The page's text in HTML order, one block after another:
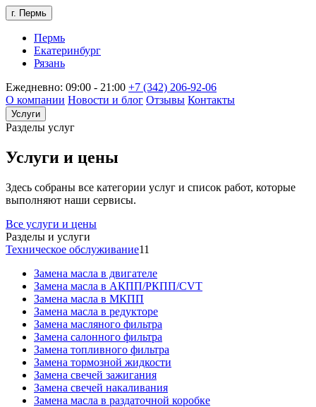
г. Пермь
Пермь
Екатеринбург
Рязань
Ежедневно: 09:00 - 21:00 +7 (342) 206-92-06
О компании Новости и блог Отзывы Контакты
Услуги
Разделы услуг
Услуги и цены
Здесь собраны все категории услуг и список работ, которые
выполняют наши сервисы.
Все услуги и цены
Разделы и услуги
Техническое обслуживание11
Замена масла в двигателе
Замена масла в АКПП/РКПП/CVT
Замена масла в МКПП
Замена масла в редукторе
Замена масляного фильтра
Замена салонного фильтра
Замена топливного фильтра
Замена тормозной жидкости
Замена свечей зажигания
Замена свечей накаливания
Замена масла в раздаточной коробке